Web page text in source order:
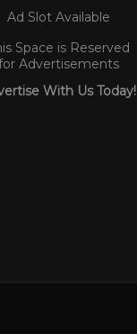
Ad Slot Available
Space is Reserved
Advertisements
With Us Today!